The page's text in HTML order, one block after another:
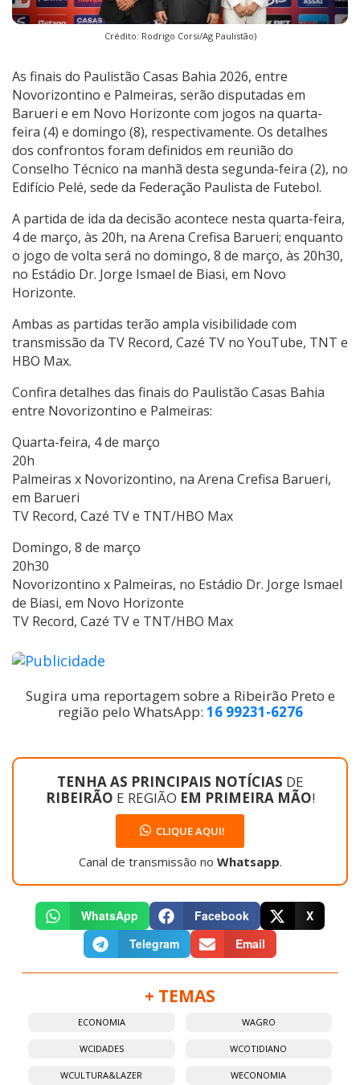
Crédito: Rodrigo Corsi/Ag Paulistão)
As finais do Paulistão Casas Bahia 2026, entre
Novorizontino e Palmeiras, serão disputadas em
Barueri e em Novo Horizonte com jogos na quarta-
feira (4) e domingo (8), respectivamente. Os detalhes
dos confrontos foram definidos em reunião do
Conselho Técnico na manhã desta segunda-feira (2), no
Edifício Pelé, sede da Federação Paulista de Futebol.
A partida de ida da decisão acontece nesta quarta-feira,
4 de março, às 20h, na Arena Crefisa Barueri; enquanto
o jogo de volta será no domingo, 8 de março, às 20h30,
no Estádio Dr. Jorge Ismael de Biasi, em Novo
Horizonte.
Ambas as partidas terão ampla visibilidade com
transmissão da TV Record, Cazé TV no YouTube, TNT e
HBO Max.
Confira detalhes das finais do Paulistão Casas Bahia
entre Novorizontino e Palmeiras:
Quarta-feira, 4 de março
20h
Palmeiras x Novorizontino, na Arena Crefisa Barueri,
em Barueri
TV Record, Cazé TV e TNT/HBO Max
Domingo, 8 de março
20h30
Novorizontino x Palmeiras, no Estádio Dr. Jorge Ismael
de Biasi, em Novo Horizonte
TV Record, Cazé TV e TNT/HBO Max
Sugira uma reportagem sobre a Ribeirão Preto e
região pelo WhatsApp: 16 99231-6276
TENHA AS PRINCIPAIS NOTÍCIAS DE
RIBEIRÃO E REGIÃO EM PRIMEIRA MÃO!
CLIQUE AQUI!
Canal de transmissão no Whatsapp.
WhatsApp Facebook
X
Telegram
Email
+ TEMAS
ECONOMIA WAGRO
WCIDADES WCOTIDIANO
WCULTURA&LAZER WECONOMIA